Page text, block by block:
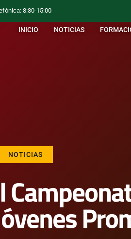
8:30-15:00
INICIO NOTICIAS
NOTICIAS